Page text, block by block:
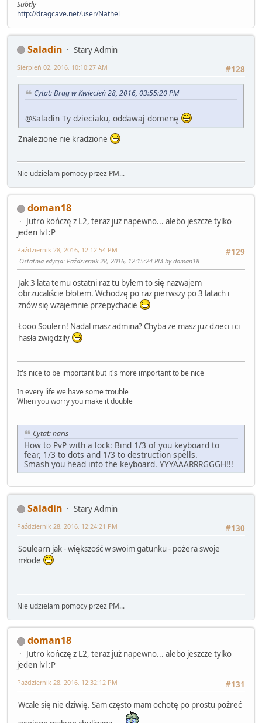
Subtly
http://dragcave.net/user/Nathel
Saladin
Stary Admin
#128
Sierpień 02, 2016, 10:10:27 AM
Cytat: Drag w Kwiecień 28, 2016, 03:55:20 PM
@Saladin Ty dzieciaku, oddawaj domenę
Znalezione nie kradzione
Nie udzielam pomocy przez PM...
doman18
Jutro kończę z L2, teraz już napewno... alebo jeszcze tylko
jeden lvl :P
#129
Październik 28, 2016, 12:12:54 PM
Ostatnia edycja: Październik 28, 2016, 12:15:24 PM by doman18
Jak 3 lata temu ostatni raz tu byłem to się nazwajem
obrzucaliście błotem. Wchodzę po raz pierwszy po 3 latach i
znów się wzajemnie przepychacie
Łooo Soulern! Nadal masz admina? Chyba że masz już dzieci i ci
hasła zwiędziły
It's nice to be important but it's more important to be nice
In every life we have some trouble
When you worry you make it double
Cytat: naris
How to PvP with a lock: Bind 1/3 of you keyboard to
fear, 1/3 to dots and 1/3 to destruction spells.
Smash you head into the keyboard. YYYAAARRRGGGH!!!
Saladin
Stary Admin
#130
Październik 28, 2016, 12:24:21 PM
Soulearn jak - większość w swoim gatunku - pożera swoje
młode
Nie udzielam pomocy przez PM...
doman18
Jutro kończę z L2, teraz już napewno... alebo jeszcze tylko
jeden lvl :P
#131
Październik 28, 2016, 12:32:12 PM
Wcale się nie dziwię. Sam często mam ochotę po prostu pożreć